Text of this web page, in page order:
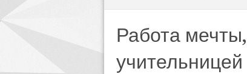
Работа
учительницей